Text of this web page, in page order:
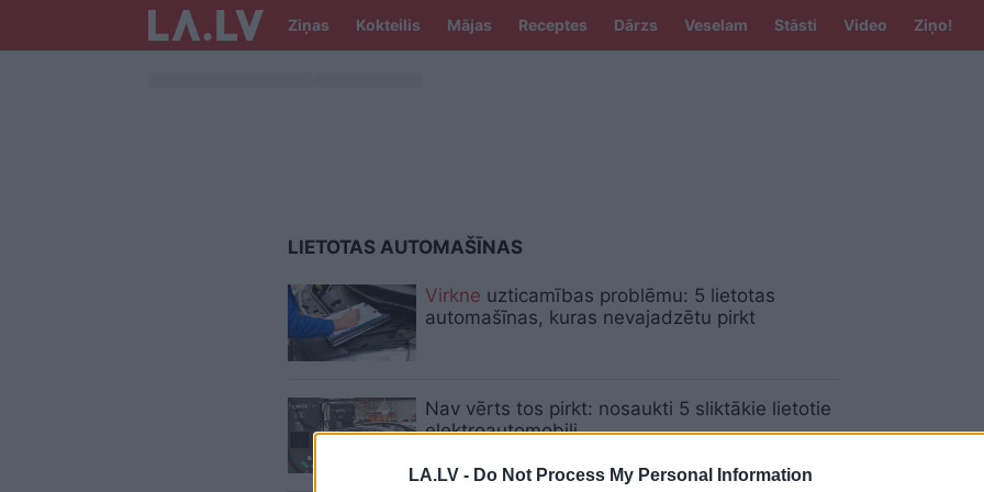
LA.LV - Do Not Process My Personal Information
Ziņas Kokteilis Mājas Receptes Dārzs Veselam Stāsti Video Ziņo!
LIETOTAS AUTOMAŠĪNAS
Virkne uzticamības problēmu: 5 lietotas
automašīnas, kuras nevajadzētu pirkt
Nav vērts tos pirkt: nosaukti 5 sliktākie lietotie
elektroautomobiļi